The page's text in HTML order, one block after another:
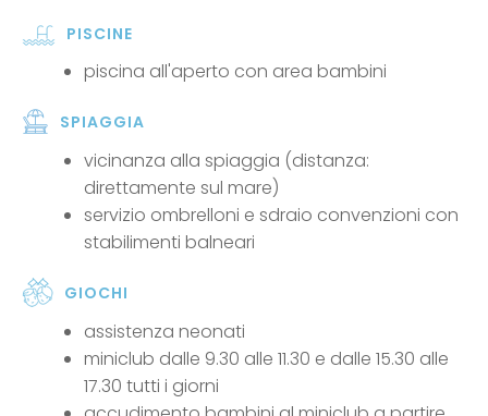
PISCINE
piscina all'aperto con area bambini
SPIAGGIA
vicinanza alla spiaggia (distanza:
direttamente sul mare)
servizio ombrelloni e sdraio convenzioni con
stabilimenti balneari
GIOCHI
assistenza neonati
miniclub dalle 9.30 alle 11.30 e dalle 15.30 alle
17.30 tutti i giorni